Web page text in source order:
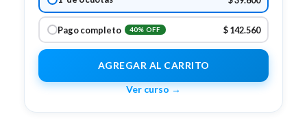
Pago completo 40% OFF $ 142.560
AGREGAR AL CARRITO
Ver curso →